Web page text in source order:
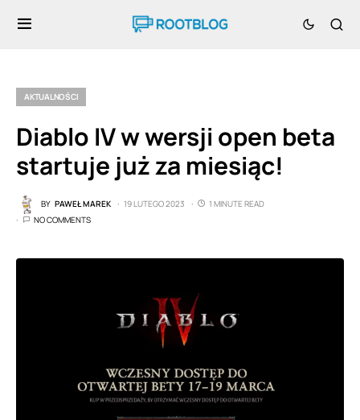
AKTUALNOŚCI
Diablo IV w wersji open beta
startuje już za miesiąc!
BY PAWEŁ MAREK 19 LUTEGO 2023
1 MINUTE READ
NO COMMENTS